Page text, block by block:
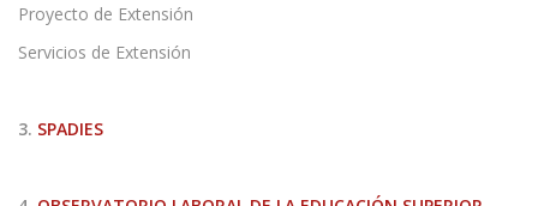
Proyecto de Extensión
Servicios de Extensión
3. SPADIES